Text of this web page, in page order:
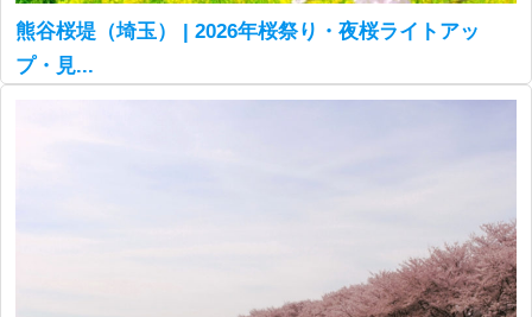
熊谷桜堤（埼玉） | 2026年桜祭り・夜桜ライトアッ
プ・見...